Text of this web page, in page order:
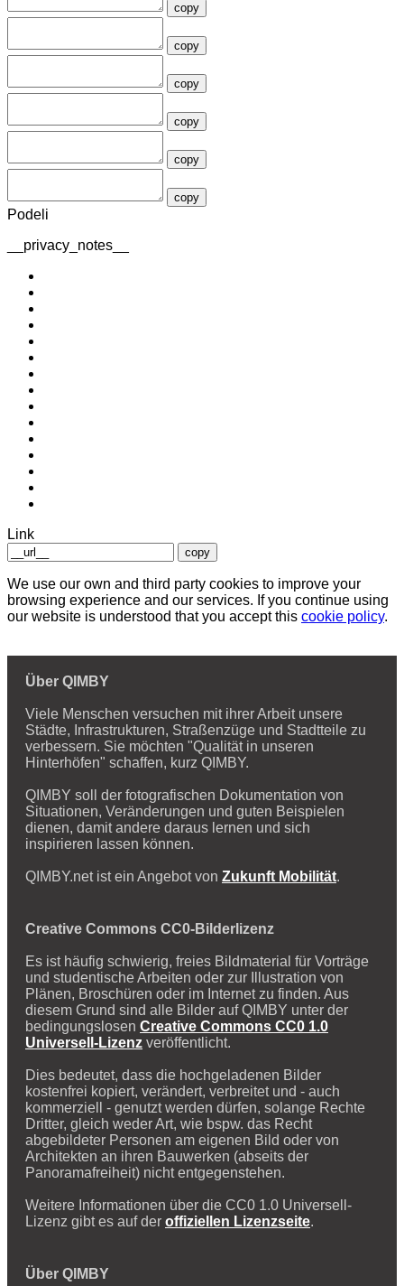
copy
copy
copy
copy
copy
copy
Podeli
__privacy_notes__
Link
copy
We use our own and third party cookies to improve your
browsing experience and our services. If you continue using
our website is understood that you accept this cookie policy.
Über QIMBY
Viele Menschen versuchen mit ihrer Arbeit unsere
Städte, Infrastrukturen, Straßenzüge und Stadtteile zu
verbessern. Sie möchten "Qualität in unseren
Hinterhöfen" schaffen, kurz QIMBY.
QIMBY soll der fotografischen Dokumentation von
Situationen, Veränderungen und guten Beispielen
dienen, damit andere daraus lernen und sich
inspirieren lassen können.
QIMBY.net ist ein Angebot von Zukunft Mobilität.
Creative Commons CC0-Bilderlizenz
Es ist häufig schwierig, freies Bildmaterial für Vorträge
und studentische Arbeiten oder zur Illustration von
Plänen, Broschüren oder im Internet zu finden. Aus
diesem Grund sind alle Bilder auf QIMBY unter der
bedingungslosen Creative Commons CC0 1.0
Universell-Lizenz veröffentlicht.
Dies bedeutet, dass die hochgeladenen Bilder
kostenfrei kopiert, verändert, verbreitet und - auch
kommerziell - genutzt werden dürfen, solange Rechte
Dritter, gleich weder Art, wie bspw. das Recht
abgebildeter Personen am eigenen Bild oder von
Architekten an ihren Bauwerken (abseits der
Panoramafreiheit) nicht entgegenstehen.
Weitere Informationen über die CC0 1.0 Universell-
Lizenz gibt es auf der offiziellen Lizenzseite.
Über QIMBY